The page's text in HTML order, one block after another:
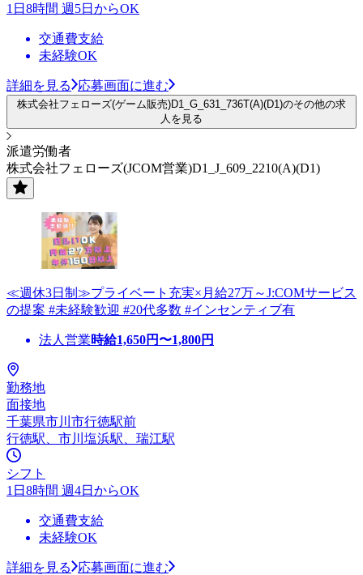
1日8時間 週5日からOK
交通費支給
未経験OK
詳細を見る 応募画面に進む
株式会社フェローズ(ゲーム販売)D1_G_631_736T(A)(D1)のその他の求
人を見る
派遣労働者
株式会社フェローズ(JCOM営業)D1_J_609_2210(A)(D1)
≪週休3日制≫プライベート充実×月給27万～J:COMサービス
の提案 #未経験歓迎 #20代多数 #インセンティブ有
法人営業時給1,650円〜1,800円
勤務地
面接地
千葉県市川市行徳駅前
行徳駅、市川塩浜駅、瑞江駅
シフト
1日8時間 週4日からOK
交通費支給
未経験OK
詳細を見る
応募画面に進む